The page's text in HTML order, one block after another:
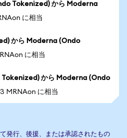
Tokenized) から Moderna
に相当
から Moderna (Ondo
に相当
から Moderna (Ondo
MRNAon に相当
発行、後援、または承認されたもの